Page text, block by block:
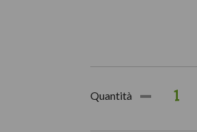
Quantità